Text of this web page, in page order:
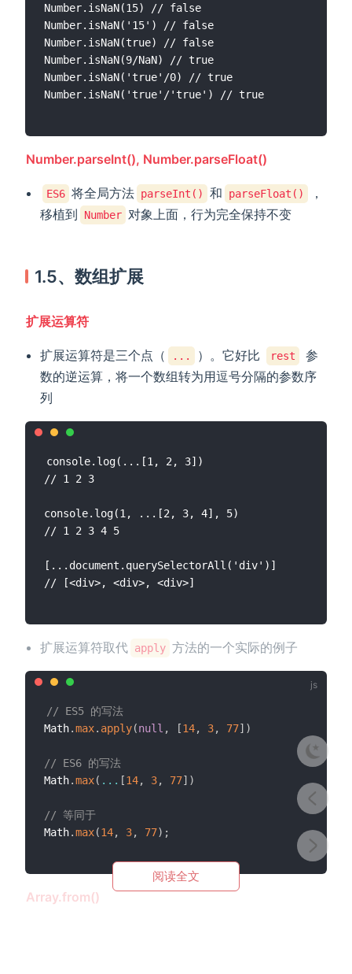
Number.isNaN(15) // false
Number.isNaN('15') // false
Number.isNaN(true) // false
Number.isNaN(9/NaN) // true
Number.isNaN('true'/0) // true
Number.parseInt(), Number.parseFloat()
ES6 将全局方法 parseInt() 和 parseFloat()
，
移植到
Number 对象上面，行为完全保持不变
1.5、数组扩展
扩展运算符
扩展运算符是三个点（ ... ）。它好比 rest
参
数的逆运算，将一个数组转为用逗号分隔的参数序
列
console.log(...[1, 2, 3])
// 1 2 3
console.log(1, ...[2, 3, 4], 5)
// 1 2 3 4 5
[...document.querySelectorAll('div')]
扩展运算符取代 apply 方法的一个实际的例子
// ES5 的写法
Math.max. apply(null , [14, 3, 77] )
// ES6 的写法
Math.max( ... [14, 3, 77] )
// 等同于
Math.max(14, 3, 77) ;
Array.from()
阅读全文